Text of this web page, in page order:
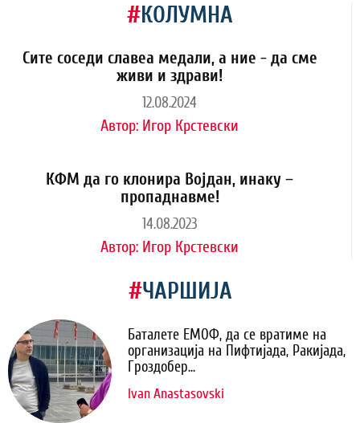
#КОЛУМНА
Сите соседи славеа медали, а ние - да сме
живи и здрави!
12.08.2024
Автор: Игор Крстевски
КФМ да го клонира Војдан, инаку –
пропаднавме!
14.08.2023
Автор: Игор Крстевски
#ЧАРШИЈА
Баталете ЕМОФ, да се вратиме на
организација на Пифтијада, Ракијада,
Гроздобер...
Ivan Anastasovski